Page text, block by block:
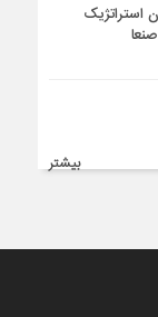
استراتژیک
بیشتر